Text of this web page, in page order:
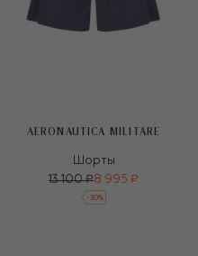
AERONAUTICA MILITARE
Шорты
13 100 ₽8 995 ₽
-30%